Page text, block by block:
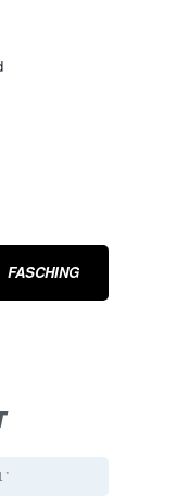
FASCHING